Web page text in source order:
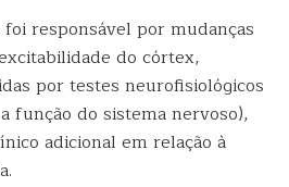
responsável por mudanças
do córtex,
por testes neurofisiológicos
função do sistema nervoso),
adicional em relação à